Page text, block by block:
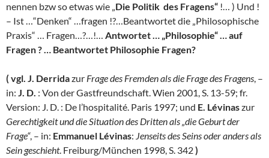
nennen bzw so etwas wie „Die Politik des Fragens“ !… ) Und !
– Ist …“Denken“ …fragen !?…Beantwortet die „Philosophische
Praxis“ … Fragen…?…!… Antwortet … „Philosophie“ … auf
Fragen ? … Beantwortet Philosophie Fragen?
( vgl. J. Derridazur Frage des Fremden als die Frage des Fragens, –
in: J. D. : Von der Gastfreundschaft. Wien 2001, S. 13-59; fr.
Version: J. D. : De l’hospitalité. Paris 1997; und E. Lévinaszur
Gerechtigkeit und die Situation des Dritten als „die Geburt der
Frage“, – in: Emmanuel Lévinas: Jenseits des Seins oder anders als
Sein geschieht. Freiburg/München 1998, S. 342)